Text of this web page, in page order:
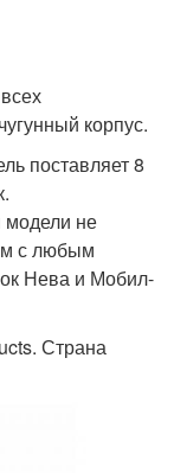
корпус.
поставляет 8
модели не
с любым
Нева и Мобил-
Страна